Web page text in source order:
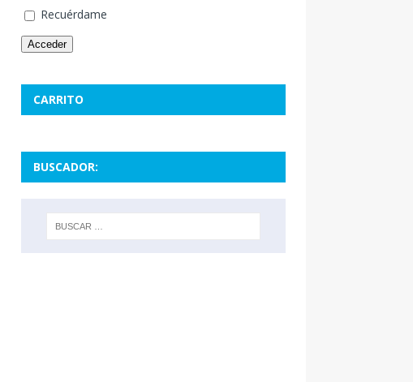
Recuérdame
Acceder
CARRITO
BUSCADOR: